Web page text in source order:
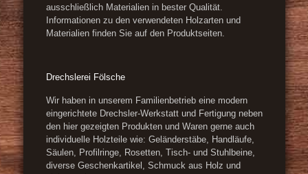
ausschließlich Materialien in bester Qualität.
Informationen zu den verwendeten Holzarten und
Materialien finden Sie auf den Produktseiten.
Drechslerei Fölsche
Wir haben in unserem Familienbetrieb eine modern
eingerichtete Drechsler-Werkstatt und Fertigung neben
den hier gezeigten Produkten und Waren gerne auch
individuelle Holzteile wie: Geländerstäbe, Handläufe,
Säulen, Profilringe, Rosetten, Tisch- und Stuhlbeine,
diverse Geschenkartikel, Schmuck aus Holz und